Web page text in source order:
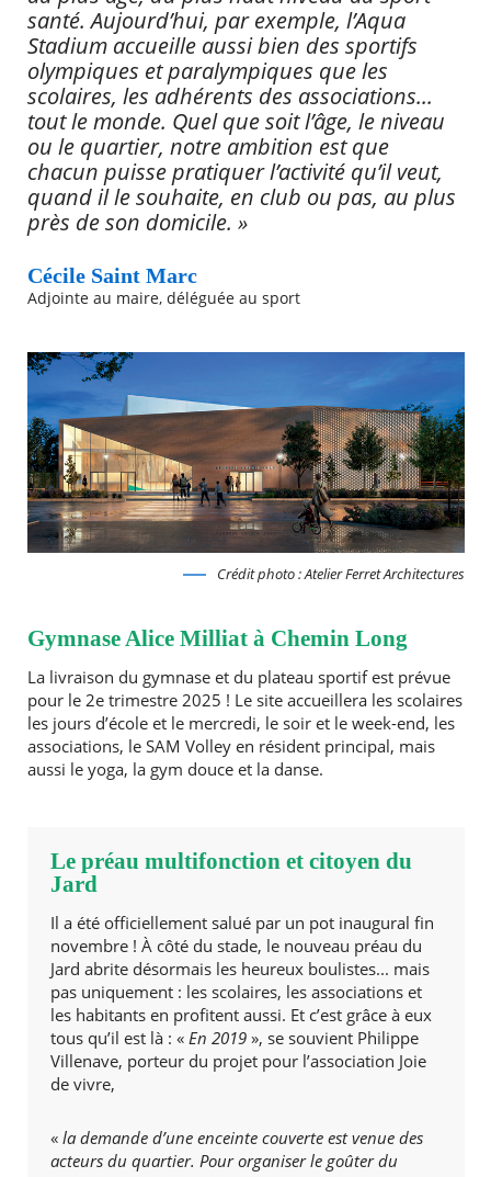
santé. Aujourd’hui, par exemple, l’Aqua
Stadium accueille aussi bien des sportifs
olympiques et paralympiques que les
scolaires, les adhérents des associations...
tout le monde. Quel que soit l’âge, le niveau
ou le quartier, notre ambition est que
chacun puisse pratiquer l’activité qu’il veut,
quand il le souhaite, en club ou pas, au plus
près de son domicile. »
Cécile Saint Marc
Adjointe au maire, déléguée au sport
Crédit photo : Atelier Ferret Architectures
Gymnase Alice Milliat à Chemin Long
La livraison du gymnase et du plateau sportif est prévue
pour le 2e trimestre 2025 ! Le site accueillera les scolaires
les jours d’école et le mercredi, le soir et le week-end, les
associations, le SAM Volley en résident principal, mais
aussi le yoga, la gym douce et la danse.
Le préau multifonction et citoyen du
Jard
Il a été officiellement salué par un pot inaugural fin
novembre ! À côté du stade, le nouveau préau du
Jard abrite désormais les heureux boulistes... mais
pas uniquement : les scolaires, les associations et
les habitants en profitent aussi. Et c’est grâce à eux
tous qu’il est là : «En 2019», se souvient Philippe
Villenave, porteur du projet pour l’association Joie
de vivre,
«la demande d’une enceinte couverte est venue des
acteurs du quartier. Pour organiser le goûter du